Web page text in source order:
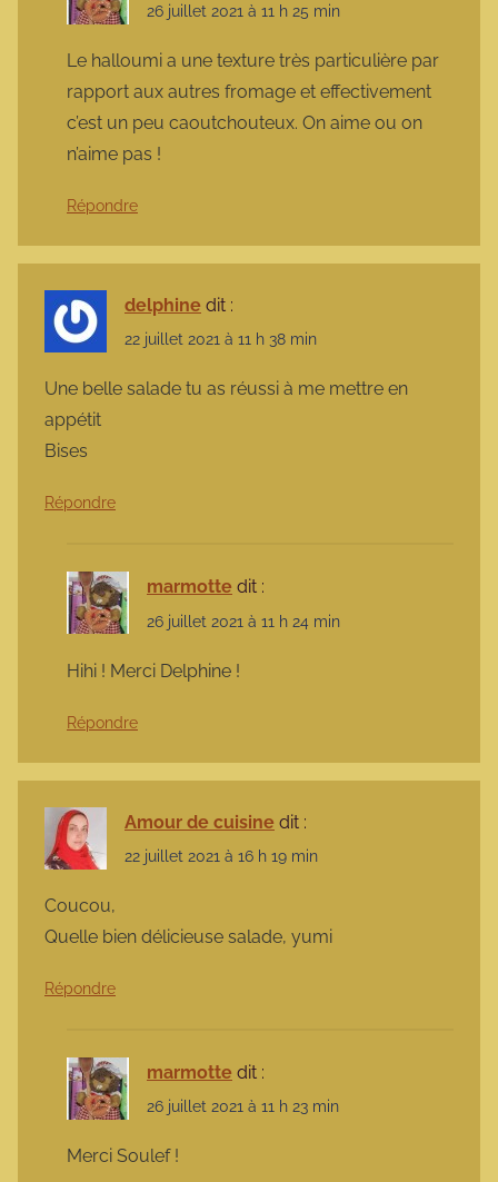
26 juillet 2021 à 11 h 25 min
Le halloumi a une texture très particulière par
rapport aux autres fromage et effectivement
c’est un peu caoutchouteux. On aime ou on
n’aime pas !
Répondre
delphine dit :
22 juillet 2021 à 11 h 38 min
Une belle salade tu as réussi à me mettre en
appétit
Bises
Répondre
marmotte dit :
26 juillet 2021 à 11 h 24 min
Hihi ! Merci Delphine !
Répondre
Amour de cuisine dit :
22 juillet 2021 à 16 h 19 min
Coucou,
Quelle bien délicieuse salade, yumi
Répondre
marmotte dit :
26 juillet 2021 à 11 h 23 min
Merci Soulef !